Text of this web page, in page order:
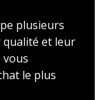
plusieurs
qualité et leur
vous
le plus